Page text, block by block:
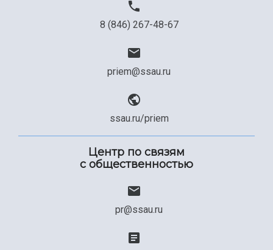
8 (846) 267-48-67
priem@ssau.ru
ssau.ru/priem
Центр по связям
с общественностью
pr@ssau.ru